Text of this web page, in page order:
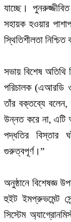
যাচ্ছে।
সহায়ক হওয়ার
স্থিতিশীলতা
সভায় বিশেষ অতিথি
পরিচালক (এআরডি
তাঁর বক্তব্যে বলেন,
উন্নত করে না, এটি
পদ্ধতির বিস্তার
গুরুত্বপূর্ণ।”
অনুষ্ঠানে বিশেষজ্ঞ
হুইট ইমপ্রুভমেন্ট
সিস্টেম